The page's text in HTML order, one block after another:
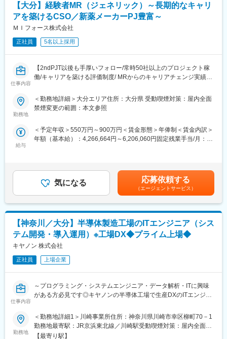
す。
■キャリアステップ：
CRCとして幅広い経験を積むことや、スペシャリストとして特定
の疾患領域の専門的な経験を積んでいくことも可能です。
方もいらっしゃいます。
■仕事の魅力：
上市間近の医薬品開発や工業化に携わることができ、ものづくり
の醍醐味を味わえます。また、工場での製造工程の改良等によ
り、生産性向上やトラブル解消など成功を直ぐに感じることがで
きます。また、ベテラン層が多く、様々な経験を有していること
から、きめ細やかな指導を受けることができます。
生産技術部は各工場における中心的な存在であるため工場におけ
る様々な案件に関与しリーダーシップを発揮することになりま
す。そのため生産技術部経験者は工場におけるモノづくり全般に
す。将来においては、製造や品質管理などの工場部門をはじめと
して、生産の企画部門やプロセス研究部門、品質保証部門などで
スを描くことが可能です。
【大分】経験者MR（ジェネリック）～長期的なキャリ
アを築けるCSO／新薬メーカーPJ豊富～
ＭＩフォース株式会社
正社員 5名以上採用
仕事内容
【2ndPJT以後も手厚いフォロー/常時50社以上のプロジェクト稼
働/キャリアを築ける評価制度/ MRからのキャリアチェンジ実績有
■業務内容：
クライアントである製薬会社のプロジェクトに所属し、MRとして
ます。
【変更の範囲：会社の定める業務】
できる環境です～
適切なフォローを実施するために約300人のMR数を保って運営し
ており、プロジェクト終了の数か月前から面談を実施しているた
め、隙間なくアサインすることができますのでMRの成長機会を奪
うことは決してございません。適切なフォローが顧客である製薬
企業からの満足にもつながり、業界内でも評価されています。
■親身なフォロー体制とキャリアを築ける評価制度
CSOは本部のバックアップ体制が何より重要です。1人のプロジ
ェクトマネージャーが管理するMRは約20名程度であり、相談事
があればいつでも連絡できる距離感です。一カ月に一度の面談も
度により、キャリアや年収アップに向けた目標を定めやすい環境
です。
制と研修コンテンツ～
特定の製剤を持たないCSOだからこそ、当社の教育サポートは単
なる知識の提供だけでなく、MRとしての現場力を培うことに比重
勤務地
＜勤務地詳細＞大分エリア住所：大分県 受動喫煙対策：屋内全面
禁煙変更の範囲：本文参照
給与
＜予定年収＞550万円～900万円＜賃金形態＞年俸制＜賃金内訳＞
年額（基本給）：4,266,664円～6,206,060円固定残業手当/月：
給与補足＞■別途、外勤手当など手当支給※経験・能力などを考慮
の上、話し合いで決定賃金はあくまでも目安の金額であり、選考
を通じて上下する可能性があります。月給(月額)は固定手当を含め
た表記です。
気になる 応募依頼する
（エージェントサービス）
【神奈川／大分】半導体製造工場のITエンジニア（シス
テム開発・導入運用）※工場DX◆プライム上場◆
キヤノン 株式会社
正社員 上場企業
仕事内容
～プログラミング・システムエンジニア・データ解析・ITに興味
がある方必見です◎キヤノンの半導体工場で生産DXのITエンジニ
■仕事内容：
CMOSセンサー（半導体）の生産工場において、工場DX化に向け
勤務地
＜勤務地詳細1＞川崎事業所住所：神奈川県川崎市幸区柳町70－1
勤務地最寄駅：JR京浜東北線／川崎駅受動喫煙対策：屋内全面禁
煙＜勤務地詳細2＞平塚第二事業所住所：神奈川県平塚市大神3-7-
【最寄り駅】